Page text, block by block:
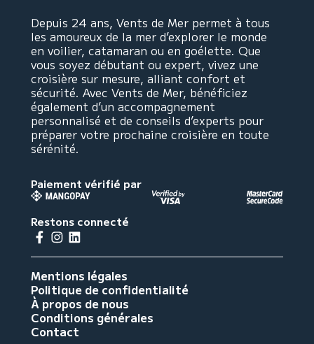
Depuis 24 ans, Vents de Mer permet à tous
les amoureux de la mer d’explorer le monde
en voilier, catamaran ou en goélette. Que
vous soyez débutant ou expert, vivez une
croisière sur mesure, alliant confort et
sécurité. Avec Vents de Mer, bénéficiez
également d’un accompagnement
personnalisé et de conseils d’experts pour
préparer votre prochaine croisière en toute
sérénité.
Paiement vérifié par
Restons connecté
Mentions légales
Politique de confidentialité
À propos de nous
Conditions générales
Contact